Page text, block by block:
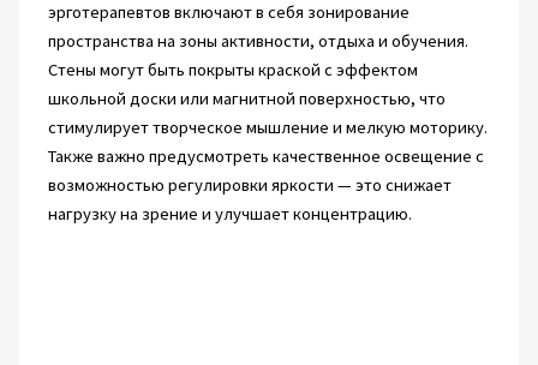
эрготерапевтов включают в себя зонирование
пространства на зоны активности, отдыха и обучения.
Стены могут быть покрыты краской с эффектом
школьной доски или магнитной поверхностью, что
стимулирует творческое мышление и мелкую моторику.
Также важно предусмотреть качественное освещение с
возможностью регулировки яркости — это снижает
нагрузку на зрение и улучшает концентрацию.